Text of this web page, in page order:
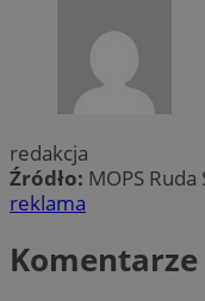
redakcja
Źródło: MOPS Ruda
reklama
Komentarze